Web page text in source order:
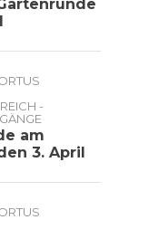
-
am
3. April